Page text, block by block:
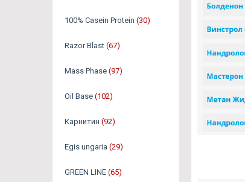
100% Casein Protein (30)
Razor Blast (67)
Mass Phase (97)
Oil Base (102)
Карнитин (92)
Egis ungaria (29)
GREEN LINE (65)